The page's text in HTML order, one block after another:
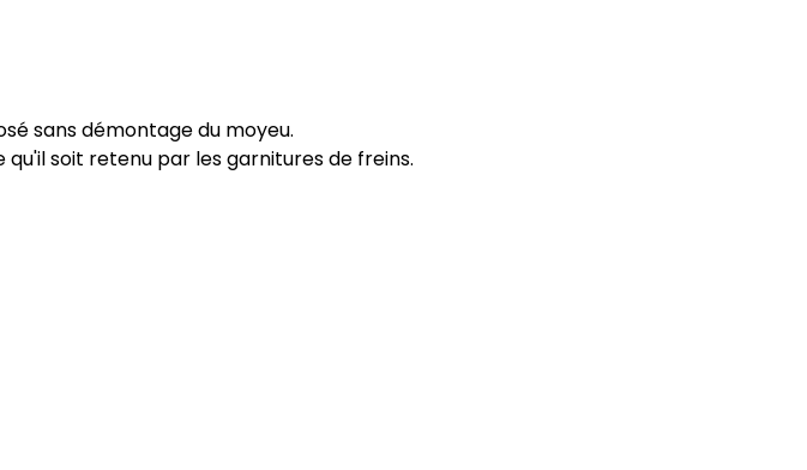
sans démontage du moyeu.
soit retenu par les garnitures de freins.